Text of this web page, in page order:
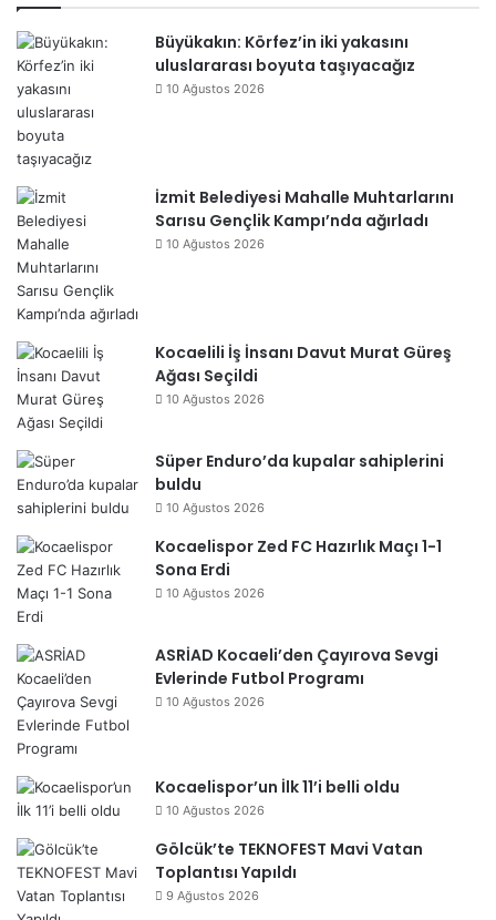
Büyükakın: Körfez’in iki yakasını
uluslararası boyuta taşıyacağız
10 Ağustos 2026
İzmit Belediyesi Mahalle Muhtarlarını
Sarısu Gençlik Kampı’nda ağırladı
10 Ağustos 2026
Kocaelili İş İnsanı Davut Murat Güreş
Ağası Seçildi
10 Ağustos 2026
Süper Enduro’da kupalar sahiplerini
buldu
10 Ağustos 2026
Kocaelispor Zed FC Hazırlık Maçı 1-1
Sona Erdi
10 Ağustos 2026
ASRİAD Kocaeli’den Çayırova Sevgi
Evlerinde Futbol Programı
10 Ağustos 2026
Kocaelispor’un İlk 11’i belli oldu
10 Ağustos 2026
Gölcük’te TEKNOFEST Mavi Vatan
Toplantısı Yapıldı
9 Ağustos 2026